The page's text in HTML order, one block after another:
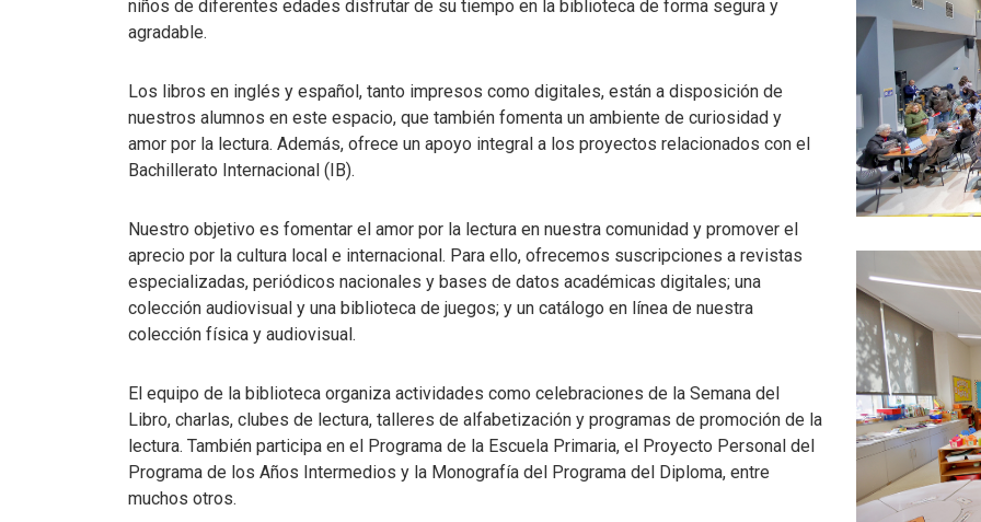
niños de diferentes edades disfrutar de su tiempo en la biblioteca de forma segura y
agradable.
Los libros en inglés y español, tanto impresos como digitales, están a disposición de
nuestros alumnos en este espacio, que también fomenta un ambiente de curiosidad y
amor por la lectura. Además, ofrece un apoyo integral a los proyectos relacionados con el
Bachillerato Internacional (IB).
Nuestro objetivo es fomentar el amor por la lectura en nuestra comunidad y promover el
aprecio por la cultura local e internacional. Para ello, ofrecemos suscripciones a revistas
especializadas, periódicos nacionales y bases de datos académicas digitales; una
colección audiovisual y una biblioteca de juegos; y un catálogo en línea de nuestra
colección física y audiovisual.
El equipo de la biblioteca organiza actividades como celebraciones de la Semana del
Libro, charlas, clubes de lectura, talleres de alfabetización y programas de promoción de la
lectura. También participa en el Programa de la Escuela Primaria, el Proyecto Personal del
Programa de los Años Intermedios y la Monografía del Programa del Diploma, entre
muchos otros.